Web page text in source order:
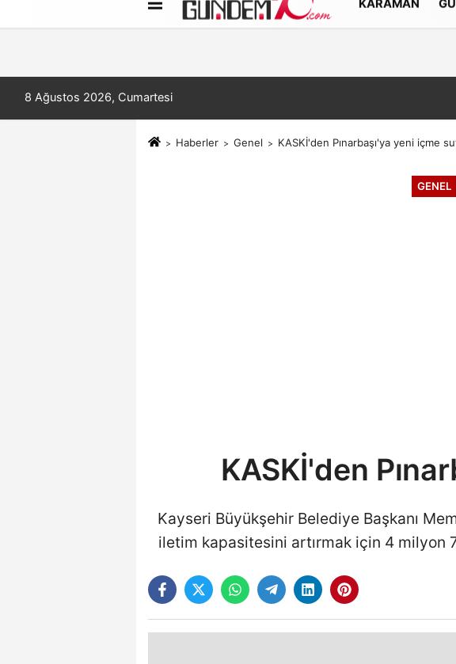
Künye İletişim Çerez Politikası
KARAMAN
8 Ağustos 2026, Cumartesi
Haberler Genel KASKİ'den Pınarbaşı'ya yeni içme
GENEL
KASKİ'den
Kayseri Büyükşehir Belediye Başkanı
iletim kapasitesini artırmak için 4